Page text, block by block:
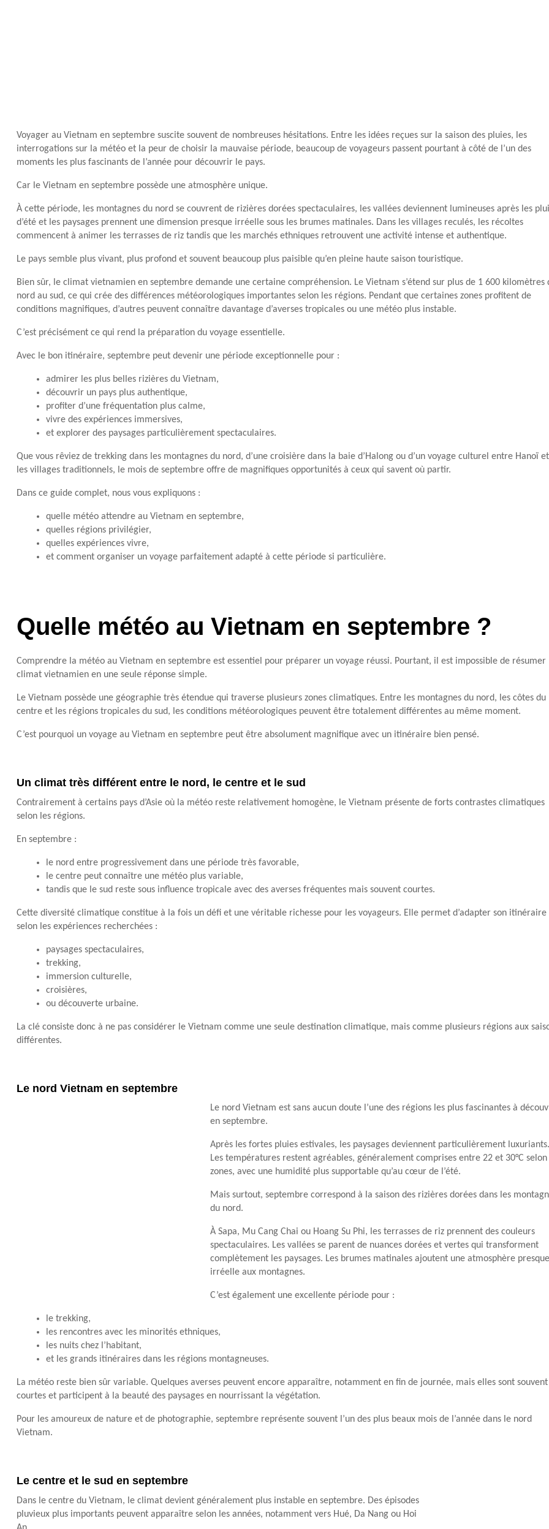
Voyager au Vietnam en septembre suscite souvent de nombreuses hésitations. Entre les idées reçues sur la saison des pluies, les
interrogations sur la météo et la peur de choisir la mauvaise période, beaucoup de voyageurs passent pourtant à côté de l’un des
moments les plus fascinants de l’année pour découvrir le pays.
Car le Vietnam en septembre possède une atmosphère unique.
À cette période, les montagnes du nord se couvrent de rizières dorées spectaculaires, les vallées deviennent lumineuses après les
d’été et les paysages prennent une dimension presque irréelle sous les brumes matinales. Dans les villages reculés, les récoltes
commencent à animer les terrasses de riz tandis que les marchés ethniques retrouvent une activité intense et authentique.
Le pays semble plus vivant, plus profond et souvent beaucoup plus paisible qu’en pleine haute saison touristique.
Bien sûr, le climat vietnamien en septembre demande une certaine compréhension. Le Vietnam s’étend sur plus de 1 600 kilomètres
nord au sud, ce qui crée des différences météorologiques importantes selon les régions. Pendant que certaines zones profitent de
conditions magnifiques, d’autres peuvent connaître davantage d’averses tropicales ou une météo plus instable.
C’est précisément ce qui rend la préparation du voyage essentielle.
Avec le bon itinéraire, septembre peut devenir une période exceptionnelle pour :
admirer les plus belles rizières du Vietnam,
découvrir un pays plus authentique,
profiter d’une fréquentation plus calme,
vivre des expériences immersives,
et explorer des paysages particulièrement spectaculaires.
Que vous rêviez de trekking dans les montagnes du nord, d’une croisière dans la baie d’Halong ou d’un voyage culturel entre Hanoï et
les villages traditionnels, le mois de septembre offre de magnifiques opportunités à ceux qui savent où partir.
Dans ce guide complet, nous vous expliquons :
quelle météo attendre au Vietnam en septembre,
quelles régions privilégier,
quelles expériences vivre,
et comment organiser un voyage parfaitement adapté à cette période si particulière.
Quelle météo au Vietnam en septembre ?
Comprendre la météo au Vietnam en septembre est essentiel pour préparer un voyage réussi. Pourtant, il est impossible de résumer
climat vietnamien en une seule réponse simple.
Le Vietnam possède une géographie très étendue qui traverse plusieurs zones climatiques. Entre les montagnes du nord, les côtes du
centre et les régions tropicales du sud, les conditions météorologiques peuvent être totalement différentes au même moment.
C’est pourquoi un voyage au Vietnam en septembre peut être absolument magnifique avec un itinéraire bien pensé.
Un climat très différent entre le nord, le centre et le sud
Contrairement à certains pays d’Asie où la météo reste relativement homogène, le Vietnam présente de forts contrastes climatiques
selon les régions.
En septembre :
le nord entre progressivement dans une période très favorable,
le centre peut connaître une météo plus variable,
tandis que le sud reste sous influence tropicale avec des averses fréquentes mais souvent courtes.
Cette diversité climatique constitue à la fois un défi et une véritable richesse pour les voyageurs. Elle permet d’adapter son itinéraire
selon les expériences recherchées :
paysages spectaculaires,
trekking,
immersion culturelle,
croisières,
ou découverte urbaine.
La clé consiste donc à ne pas considérer le Vietnam comme une seule destination climatique, mais comme plusieurs régions aux
différentes.
Le nord Vietnam en septembre
Le nord Vietnam est sans aucun doute l’une des régions les plus fascinantes à
en septembre.
Après les fortes pluies estivales, les paysages deviennent particulièrement luxuriants.
Les températures restent agréables, généralement comprises entre 22 et 30°C selon
zones, avec une humidité plus supportable qu’au cœur de l’été.
Mais surtout, septembre correspond à la saison des rizières dorées dans les
du nord.
À Sapa, Mu Cang Chai ou Hoang Su Phi, les terrasses de riz prennent des couleurs
spectaculaires. Les vallées se parent de nuances dorées et vertes qui transforment
complètement les paysages. Les brumes matinales ajoutent une atmosphère presque
irréelle aux montagnes.
C’est également une excellente période pour :
le trekking,
les rencontres avec les minorités ethniques,
les nuits chez l’habitant,
et les grands itinéraires dans les régions montagneuses.
La météo reste bien sûr variable. Quelques averses peuvent encore apparaître, notamment en fin de journée, mais elles sont souvent
courtes et participent à la beauté des paysages en nourrissant la végétation.
Pour les amoureux de nature et de photographie, septembre représente souvent l’un des plus beaux mois de l’année dans le nord
Vietnam.
Le centre et le sud en septembre
Dans le centre du Vietnam, le climat devient généralement plus instable en septembre. Des épisodes
pluvieux plus importants peuvent apparaître selon les années, notamment vers Hué, Da Nang ou Hoi